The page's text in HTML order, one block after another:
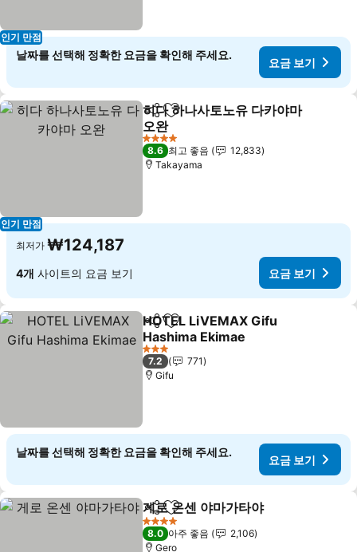
인기 만점
날짜를 선택해 정확한 요금을 확인해 주세요.
요금 보기
인기 만점
공유 즐겨찾기에 추가
히다 하나사토노유 다카야마
오완
요금 보기
4 성급
8.6 최고 좋음
12,833
Takayama
최저가 ₩124,187
4개 사이트의 요금 보기 요금 보기
공유 즐겨찾기에 추가
HOTEL LiVEMAX Gifu
Hashima Ekimae
요금 보기
3 성급
7.2
771
Gifu
날짜를 선택해 정확한 요금을 확인해 주세요.
요금 보기
공유 즐겨찾기에 추가
게로 온센 야마가타야
4 성급
8.0 아주 좋음
2,106
Gero